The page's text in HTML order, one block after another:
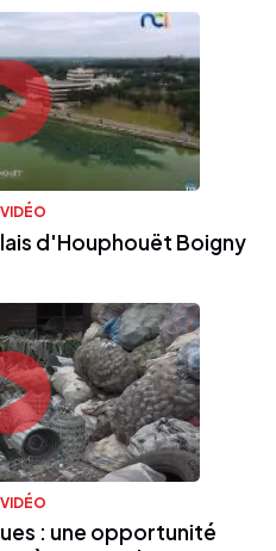
VIDÉO
d'Houphouët Boigny
VIDÉO
: une opportunité